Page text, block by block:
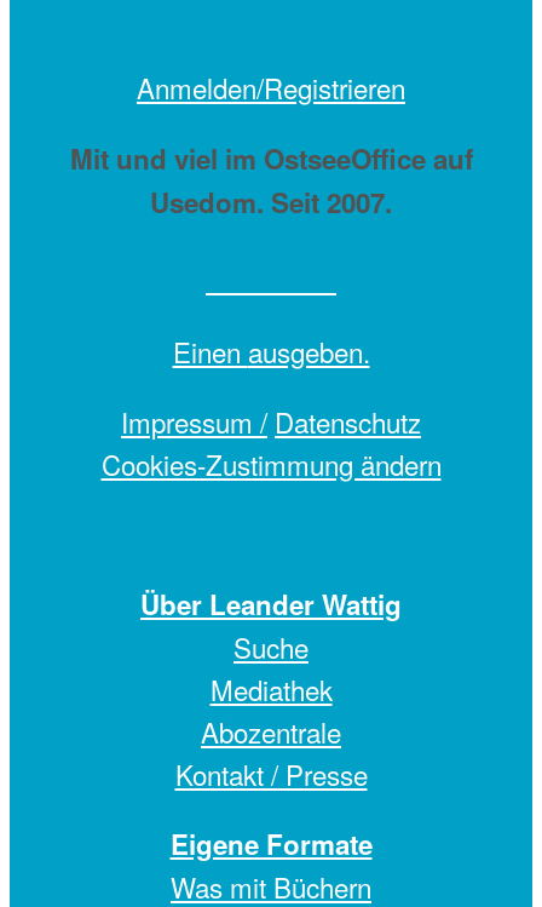
Anmelden/Registrieren
Mit und viel im OstseeOffice auf
Usedom. Seit 2007.
Einen ausgeben.
Impressum / Datenschutz
Cookies-Zustimmung ändern
Über Leander Wattig
Suche
Mediathek
Abozentrale
Kontakt / Presse
Eigene Formate
Was mit Büchern